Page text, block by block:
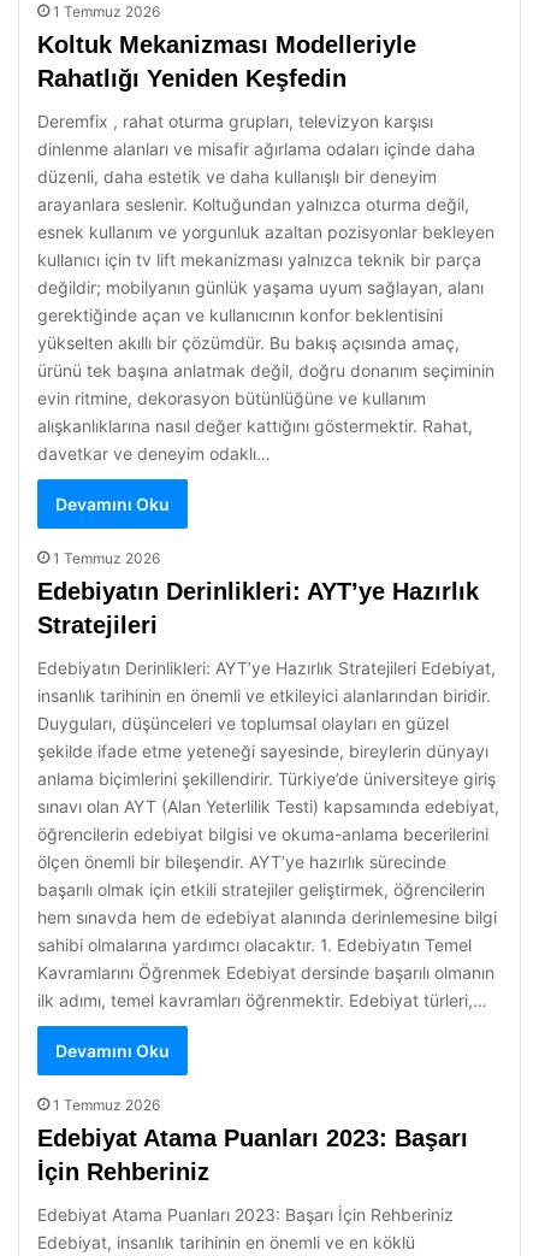
1 Temmuz 2026
Koltuk Mekanizması Modelleriyle
Rahatlığı Yeniden Keşfedin
Deremfix , rahat oturma grupları, televizyon karşısı
dinlenme alanları ve misafir ağırlama odaları içinde daha
düzenli, daha estetik ve daha kullanışlı bir deneyim
arayanlara seslenir. Koltuğundan yalnızca oturma değil,
esnek kullanım ve yorgunluk azaltan pozisyonlar bekleyen
kullanıcı için tv lift mekanizması yalnızca teknik bir parça
değildir; mobilyanın günlük yaşama uyum sağlayan, alanı
gerektiğinde açan ve kullanıcının konfor beklentisini
yükselten akıllı bir çözümdür. Bu bakış açısında amaç,
ürünü tek başına anlatmak değil, doğru donanım seçiminin
evin ritmine, dekorasyon bütünlüğüne ve kullanım
alışkanlıklarına nasıl değer kattığını göstermektir. Rahat,
davetkar ve deneyim odaklı…
Devamını Oku
1 Temmuz 2026
Edebiyatın Derinlikleri: AYT’ye Hazırlık
Stratejileri
Edebiyatın Derinlikleri: AYT’ye Hazırlık Stratejileri Edebiyat,
insanlık tarihinin en önemli ve etkileyici alanlarından biridir.
Duyguları, düşünceleri ve toplumsal olayları en güzel
şekilde ifade etme yeteneği sayesinde, bireylerin dünyayı
anlama biçimlerini şekillendirir. Türkiye’de üniversiteye giriş
sınavı olan AYT (Alan Yeterlilik Testi) kapsamında edebiyat,
öğrencilerin edebiyat bilgisi ve okuma-anlama becerilerini
ölçen önemli bir bileşendir. AYT’ye hazırlık sürecinde
başarılı olmak için etkili stratejiler geliştirmek, öğrencilerin
hem sınavda hem de edebiyat alanında derinlemesine bilgi
sahibi olmalarına yardımcı olacaktır. 1. Edebiyatın Temel
Kavramlarını Öğrenmek Edebiyat dersinde başarılı olmanın
ilk adımı, temel kavramları öğrenmektir. Edebiyat türleri,…
Devamını Oku
1 Temmuz 2026
Edebiyat Atama Puanları 2023: Başarı
İçin Rehberiniz
Edebiyat Atama Puanları 2023: Başarı İçin Rehberiniz
Edebiyat, insanlık tarihinin en önemli ve en köklü